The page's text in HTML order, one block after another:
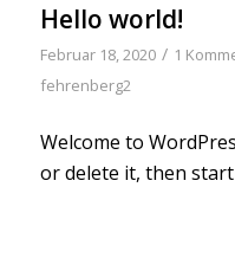
Hello world!
Februar 18, 2020 / 1
fehrenberg2
Welcome to
or delete it, then